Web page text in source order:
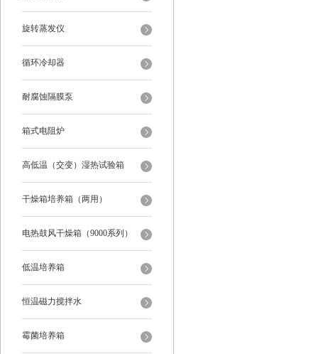
旋转蒸发仪
循环冷却器
耐腐蚀隔膜泵
箱式电阻炉
高低温（交变）湿热试验箱
干燥箱培养箱（两用）
电热鼓风干燥箱（9000系列）
低温培养箱
恒温磁力搅拌水
霉菌培养箱